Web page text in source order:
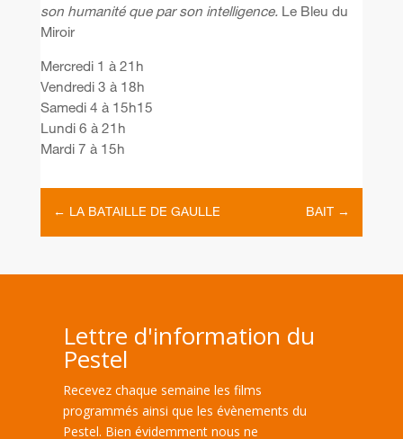
son humanité que par son intelligence.Le Bleu du
Miroir
Mercredi 1 à 21h
Vendredi 3 à 18h
Samedi 4 à 15h15
Lundi 6 à 21h
Mardi 7 à 15h
← LA BATAILLE DE GAULLE BAIT →
Lettre d'information du
Pestel
Recevez chaque semaine les films
programmés ainsi que les évènements du
Pestel. Bien évidemment nous ne